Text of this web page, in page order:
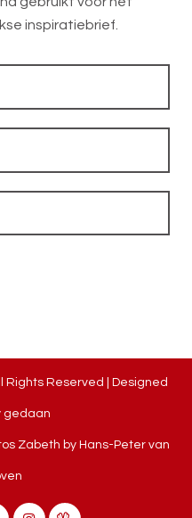
inspiratiebrief.
Rights Reserved | Designed
gedaan
Zabeth by Hans-Peter van